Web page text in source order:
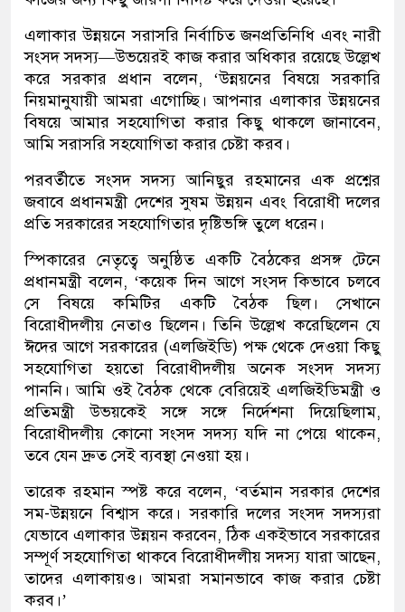
এলাকার উন্নয়নে সরাসরি নির্বাচিত জনপ্রতিনিধি এবং নারী
সংসদ সদস্য—উভয়েরই কাজ করার অধিকার রয়েছে উল্লেখ
করে সরকার প্রধান বলেন, ‘উন্নয়নের বিষয়ে সরকারি
নিয়মানুযায়ী আমরা এগোচ্ছি। আপনার এলাকার উন্নয়নের
বিষয়ে আমার সহযোগিতা করার কিছু থাকলে জানাবেন,
আমি সরাসরি সহযোগিতা করার চেষ্টা করব।
পরবর্তীতে সংসদ সদস্য আনিছুর রহমানের এক প্রশ্নের
জবাবে প্রধানমন্ত্রী দেশের সুষম উন্নয়ন এবং বিরোধী দলের
প্রতি সরকারের সহযোগিতার দৃষ্টিভঙ্গি তুলে ধরেন।
স্পিকারের নেতৃত্বে অনুষ্ঠিত একটি বৈঠকের প্রসঙ্গ টেনে
প্রধানমন্ত্রী বলেন, ‘কয়েক দিন আগে সংসদ কিভাবে চলবে
সে বিষয়ে কমিটির একটি বৈঠক ছিল। সেখানে
বিরোধীদলীয় নেতাও ছিলেন। তিনি উল্লেখ করেছিলেন যে
ঈদের আগে সরকারের (এলজিইডি) পক্ষ থেকে দেওয়া কিছু
সহযোগিতা হয়তো বিরোধীদলীয় অনেক সংসদ সদস্য
পাননি। আমি ওই বৈঠক থেকে বেরিয়েই এলজিইডিমন্ত্রী ও
প্রতিমন্ত্রী উভয়কেই সঙ্গে সঙ্গে নির্দেশনা দিয়েছিলাম,
বিরোধীদলীয় কোনো সংসদ সদস্য যদি না পেয়ে থাকেন,
তবে যেন দ্রুত সেই ব্যবস্থা নেওয়া হয়।
তারেক রহমান স্পষ্ট করে বলেন, ‘বর্তমান সরকার দেশের
সম-উন্নয়নে বিশ্বাস করে। সরকারি দলের সংসদ সদস্যরা
যেভাবে এলাকার উন্নয়ন করবেন, ঠিক একইভাবে সরকারের
সম্পূর্ণ সহযোগিতা থাকবে বিরোধীদলীয় সদস্য যারা আছেন,
তাদের এলাকায়ও। আমরা সমানভাবে কাজ করার চেষ্টা
করব।’